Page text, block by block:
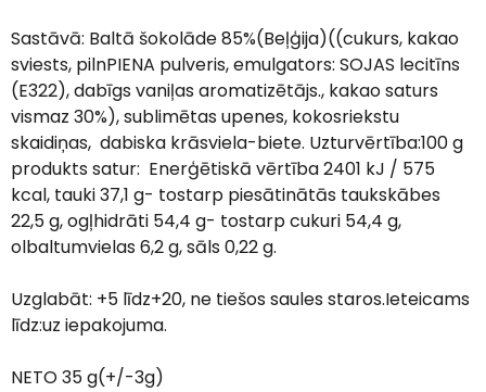
Sastāvā: Baltā šokolāde 85%(Beļģija)((cukurs, kakao
sviests, pilnPIENA pulveris, emulgators: SOJAS lecitīns
(E322), dabīgs vaniļas aromatizētājs., kakao saturs
vismaz 30%), sublimētas upenes, kokosriekstu
skaidiņas, dabiska krāsviela-biete. Uzturvērtība:100 g
produkts satur: Enerģētiskā vērtība 2401 kJ / 575
kcal, tauki 37,1 g- tostarp piesātinātās taukskābes
22,5 g, ogļhidrāti 54,4 g- tostarp cukuri 54,4 g,
olbaltumvielas 6,2 g, sāls 0,22 g.
Uzglabāt: +5 līdz+20, ne tiešos saules staros.Ieteicams
līdz:uz iepakojuma.
NETO 35 g(+/-3g)